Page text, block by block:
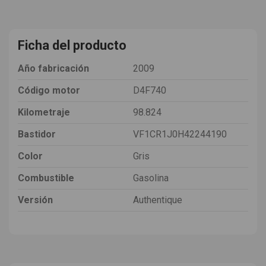
Ficha del producto
Año fabricación
2009
Código motor
D4F740
Kilometraje
98.824
Bastidor
VF1CR1J0H42244190
Color
Gris
Combustible
Gasolina
Versión
Authentique